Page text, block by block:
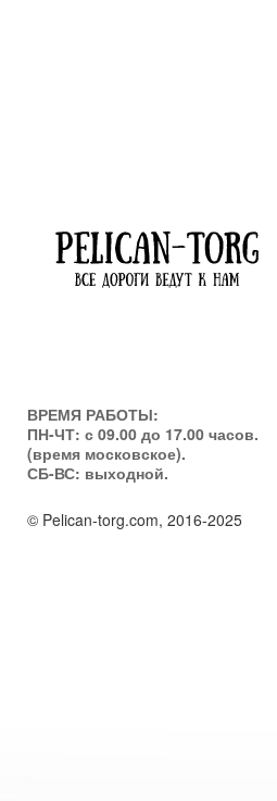
ВРЕМЯ РАБОТЫ:
ПН-ЧТ: с 09.00 до 17.00 часов.
(время московское).
СБ-ВС: выходной.
© Pelican-torg.com, 2016-2025